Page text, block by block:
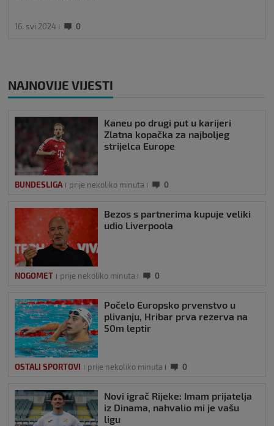
16. svi 2024 0
NAJNOVIJE VIJESTI
Kaneu po drugi put u karijeri
Zlatna kopačka za najboljeg
strijelca Europe
BUNDESLIGA prije nekoliko minuta 0
Bezos s partnerima kupuje veliki
udio Liverpoola
NOGOMET prije nekoliko minuta 0
Počelo Europsko prvenstvo u
plivanju, Hribar prva rezerva na
50m leptir
OSTALI SPORTOVI prije nekoliko minuta 0
Novi igrač Rijeke: Imam prijatelja
iz Dinama, nahvalio mi je vašu
ligu